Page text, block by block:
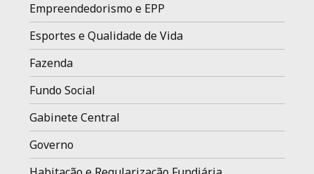
Empreendedorismo e EPP
Esportes e Qualidade de Vida
Fazenda
Fundo Social
Gabinete Central
Governo